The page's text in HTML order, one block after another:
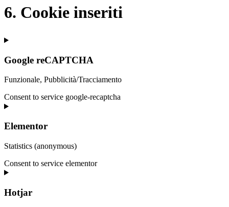
6. Cookie inseriti
Google reCAPTCHA
Funzionale, Pubblicità/Tracciamento
Consent to service google-recaptcha
Elementor
Statistics (anonymous)
Consent to service elementor
Hotjar